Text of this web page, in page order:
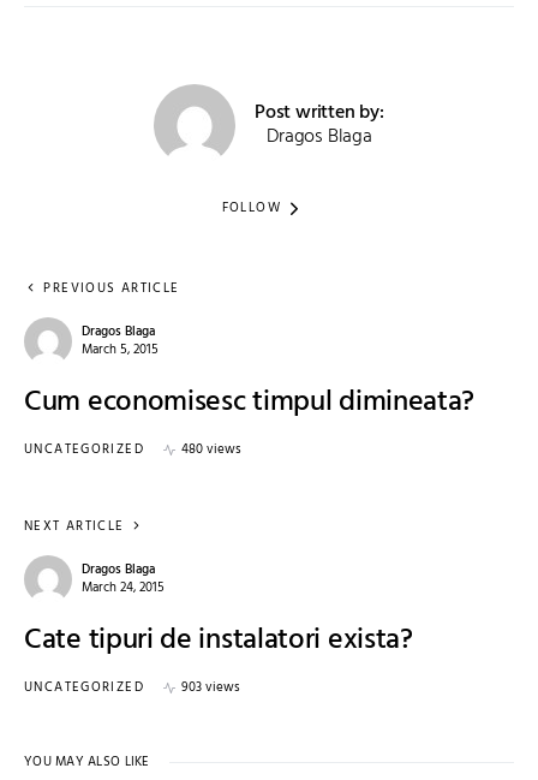
Post written by:
Dragos Blaga
FOLLOW
PREVIOUS ARTICLE
Dragos Blaga
March 5, 2015
Cum economisesc timpul dimineata?
UNCATEGORIZED 480 views
NEXT ARTICLE
Dragos Blaga
March 24, 2015
Cate tipuri de instalatori exista?
UNCATEGORIZED 903 views
YOU MAY ALSO LIKE